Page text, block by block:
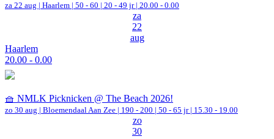
za 22 aug | Haarlem | 50 - 60 | 20 - 49 jr | 20.00 - 0.00
za
22
aug
Haarlem
20.00 - 0.00
🧺 NMLK Picknicken @ The Beach 2026!
zo 30 aug | Bloemendaal Aan Zee | 190 - 200 | 50 - 65 jr | 15.30 - 19.00
zo
30